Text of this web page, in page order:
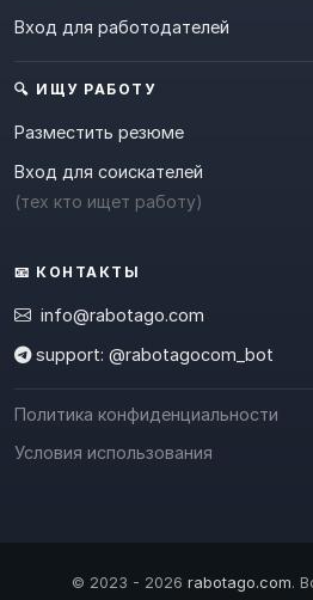
Вход для работодателей
🔍 ИЩУ РАБОТУ
Разместить резюме
Вход для соискателей
(тех кто ищет работу)
📧 КОНТАКТЫ
info@rabotago.com
support: @rabotagocom_bot
Политика конфиденциальности
Условия использования
© 2023 - 2026 rabotago.com.